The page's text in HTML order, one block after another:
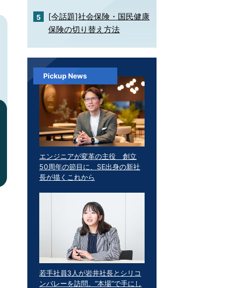
[今話題]社会保険・国民健康
保険の切り替え方法
Pickup News
エンジニアが変革の主役 創立
50周年の節目に、SE出身の新社
長が描くこれから
若手社員3人が岩井社長とシリコ
ンバレーを訪問。“本場”で手にし